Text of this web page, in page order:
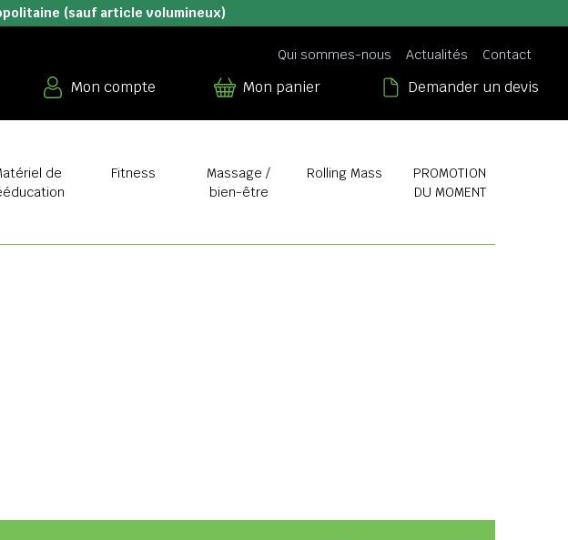
(sauf article volumineux)
Qui sommes-nous Actualités Contact
Mon compte Mon panier Demander un devis
de
Fitness
Massage /
bien-être
Rolling Mass
PROMOTION
DU MOMENT